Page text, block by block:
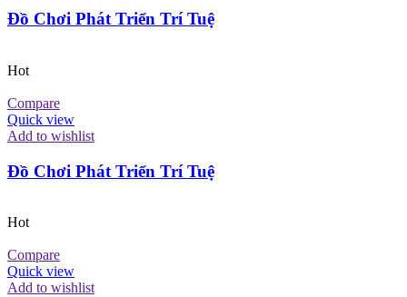
Đồ Chơi Phát Triển Trí Tuệ
Hot
Compare
Quick view
Add to wishlist
Đồ Chơi Phát Triển Trí Tuệ
Hot
Compare
Quick view
Add to wishlist